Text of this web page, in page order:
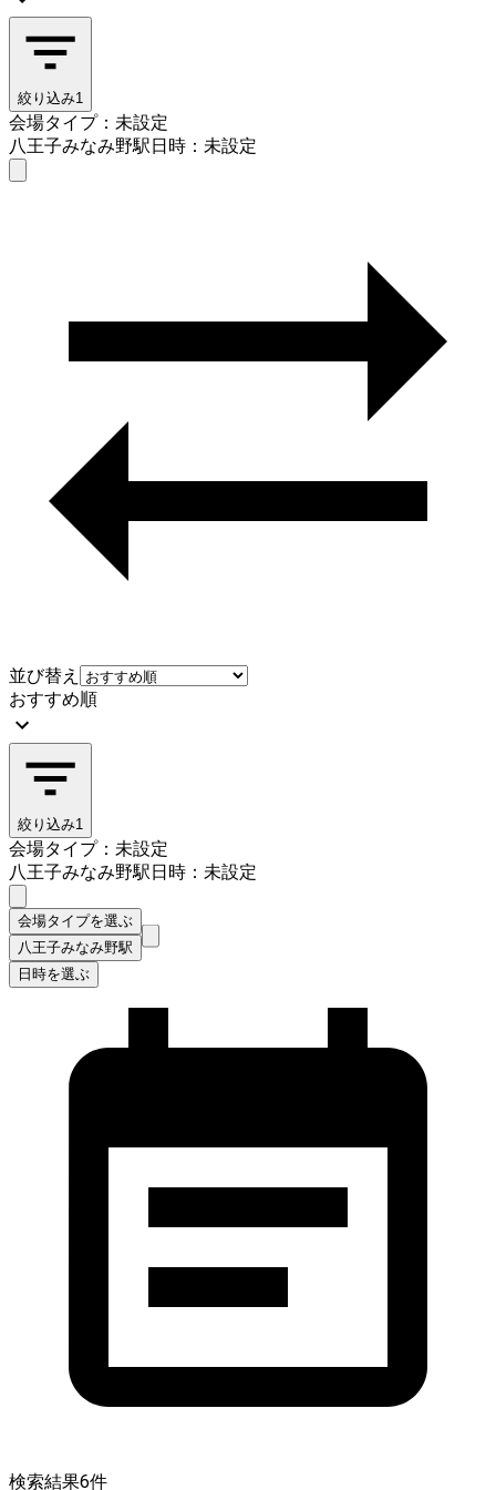
絞り込み1
会場タイプ：未設定
八王子みなみ野駅日時：未設定
並び替え
おすすめ順
絞り込み1
会場タイプ：未設定
八王子みなみ野駅日時：未設定
会場タイプを選ぶ
八王子みなみ野駅
日時を選ぶ
検索結果6件